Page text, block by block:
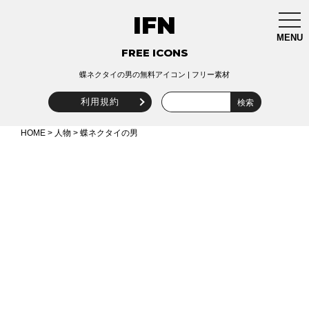
MENU
IFN
FREE ICONS
蝶ネクタイの男の無料アイコン | フリー素材
利用規約
HOME > 人物 > 蝶ネクタイの男